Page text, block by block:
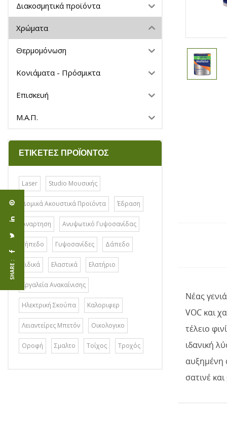
Διακοσμητικά προϊόντα
Χρώματα
Θερμομόνωση
Κονιάματα - Πρόσμικτα
Επισκευή
Μ.Α.Π.
ΕΤΙΚΈΤΕΣ ΠΡΟΪΌΝΤΟΣ
Laser Studio Μουσικής
Δομικά Ακουστικά Προϊόντα Έδραση
Αναρτηση Ανυψωτικό Γυψοσανίδας
Γήπεδο Γυψοσανίδες Δάπεδο
Ειδικά Ελαστικά Ελατήριο
Εργαλεία Ανακαίνισης
Ηλεκτρική Σκούπα Καλοριφερ
Λειαντείρες Μπετόν Οικολογικο
Οροφή Σμαλτο Τοίχος Τροχός
Νέας
VOC και
τέλειο
ιδανική
αυξημένη
σατινέ
SHARE :